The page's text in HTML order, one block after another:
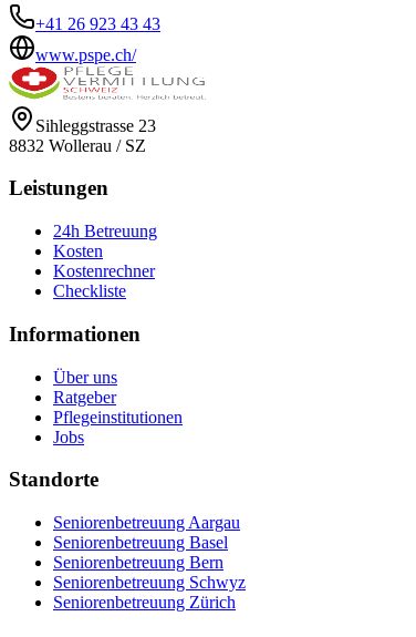
+41 26 923 43 43
www.pspe.ch/
Sihleggstrasse 23
8832 Wollerau / SZ
Leistungen
24h Betreuung
Kosten
Kostenrechner
Checkliste
Informationen
Über uns
Ratgeber
Pflegeinstitutionen
Jobs
Standorte
Seniorenbetreuung Aargau
Seniorenbetreuung Basel
Seniorenbetreuung Bern
Seniorenbetreuung Schwyz
Seniorenbetreuung Zürich